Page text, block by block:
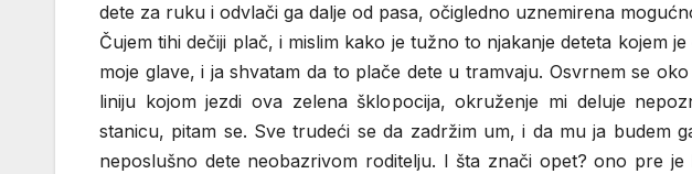
dete za ruku i odvlači ga dalje od pasa, očigledno uznemirena
Čujem tihi dečiji plač, i mislim kako je tužno to njakanje deteta kojem
moje glave, i ja shvatam da to plače dete u tramvaju. Osvrnem se
liniju kojom jezdi ova zelena šklopocija, okruženje mi deluje
stanicu, pitam se. Sve trudeći se da zadržim um, i da mu ja budem
neposlušno dete neobazrivom roditelju. I šta znači opet? ono pre